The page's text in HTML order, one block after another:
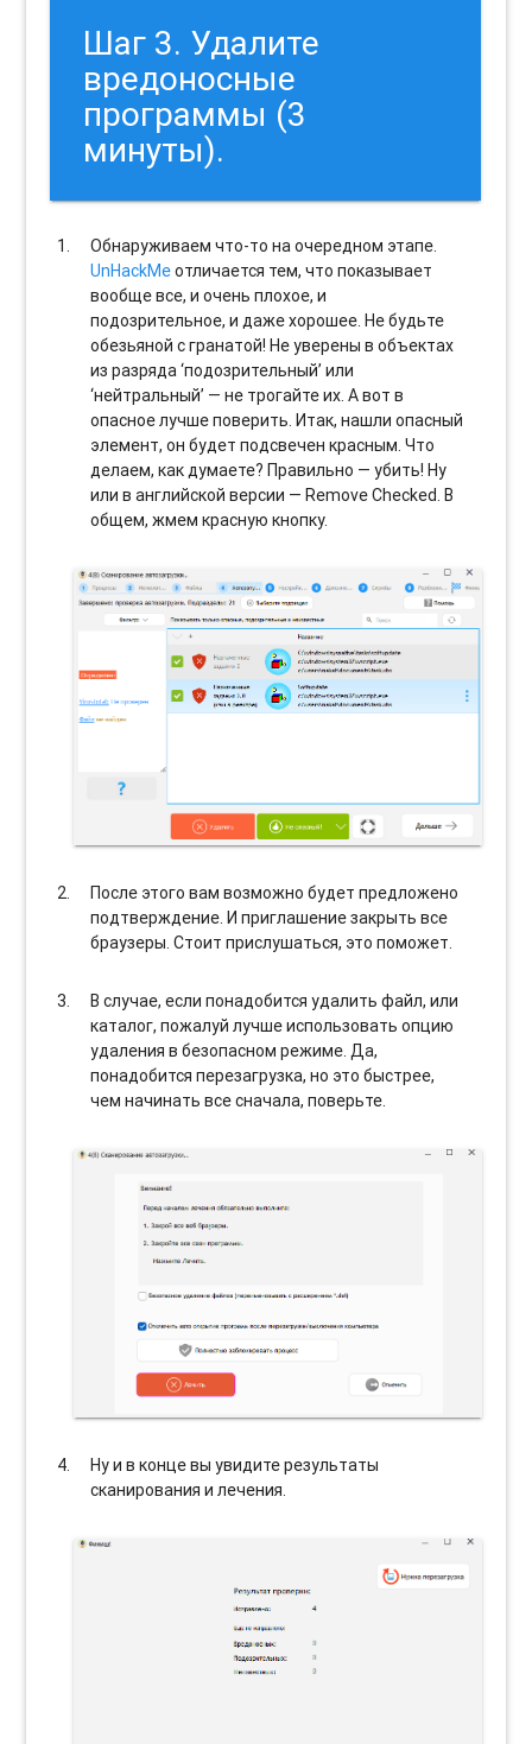
Шаг 3. Удалите
вредоносные
программы (3
минуты).
Обнаруживаем что-то на очередном этапе.
UnHackMeотличается тем, что показывает
вообще все, и очень плохое, и
подозрительное, и даже хорошее. Не будьте
обезьяной с гранатой! Не уверены в объектах
из разряда ‘подозрительный’ или
‘нейтральный’ — не трогайте их. А вот в
опасное лучше поверить. Итак, нашли опасный
элемент, он будет подсвечен красным. Что
делаем, как думаете? Правильно — убить! Ну
или в английской версии — Remove Checked. В
общем, жмем красную кнопку.
После этого вам возможно будет предложено
подтверждение. И приглашение закрыть все
браузеры. Стоит прислушаться, это поможет.
В случае, если понадобится удалить файл, или
каталог, пожалуй лучше использовать опцию
удаления в безопасном режиме. Да,
понадобится перезагрузка, но это быстрее,
чем начинать все сначала, поверьте.
Ну и в конце вы увидите результаты
сканирования и лечения.